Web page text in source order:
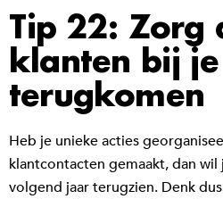
Tip 22: Zorg
klanten bij je
terugkomen
Heb je unieke acties
klantcontacten gemaakt, dan
volgend jaar terugzien. Denk